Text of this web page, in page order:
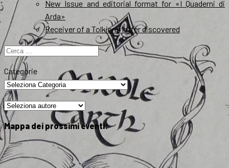
New Issue and editorial format for «I Quaderni di
Arda»
Receiver of a Tolkien’s letter discovered
Ricerca
per:
Categorie
Mappa dei prossimi eventi: